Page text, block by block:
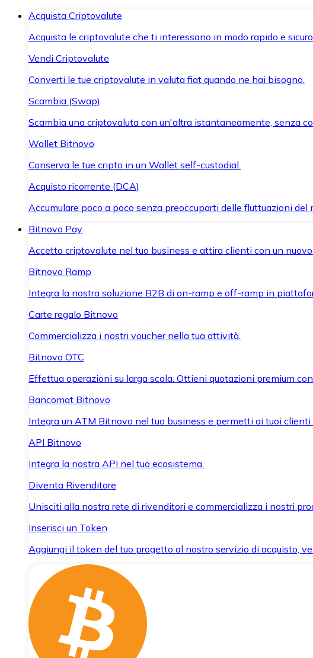
Acquista Criptovalute
Acquista le criptovalute che ti interessano in modo rapido e
Vendi Criptovalute
Converti le tue criptovalute in valuta fiat quando ne hai bisogno.
Scambia (Swap)
Scambia una criptovaluta con un'altra istantaneamente, senza
Wallet Bitnovo
Conserva le tue cripto in un Wallet self-custodial.
Acquisto ricorrente (DCA)
Accumulare poco a poco senza preoccuparti delle fluttuazioni del
Bitnovo Pay
Accetta criptovalute nel tuo business e attira clienti con un
Bitnovo Ramp
Integra la nostra soluzione B2B di on-ramp e off-ramp in
Carte regalo Bitnovo
Commercializza i nostri voucher nella tua attività.
Bitnovo OTC
Effettua operazioni su larga scala. Ottieni quotazioni premium
Bancomat Bitnovo
Integra un ATM Bitnovo nel tuo business e permetti ai tuoi
API Bitnovo
Integra la nostra API nel tuo ecosistema.
Diventa Rivenditore
Unisciti alla nostra rete di rivenditori e commercializza i nostri
Inserisci un Token
Aggiungi il token del tuo progetto al nostro servizio di acquisto,